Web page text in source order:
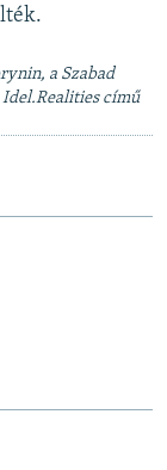
a Szabad
Idel.Realities című